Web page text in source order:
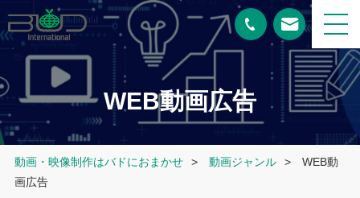
WEB動画広告
動画・映像制作はバドにおまかせ > 動画ジャンル >
WEB動
画広告